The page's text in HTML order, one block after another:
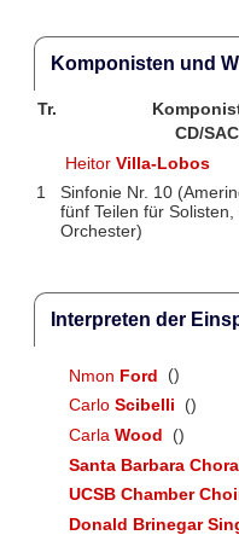
Komponisten und
Tr.
CD/
HeitorVilla-Lobos
1
Sinfonie Nr. 10
fünf Teilen für Solisten,
Orchester)
Interpreten der
Nmon Ford
()
Carlo Scibelli
()
Carla Wood
()
Santa Barbara
UCSB Chamber
Donald Brinegar